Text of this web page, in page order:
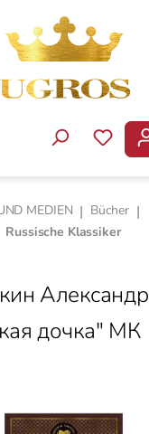
MEDIEN | Bücher |
Russische Klassiker
Александр
дочка" МК